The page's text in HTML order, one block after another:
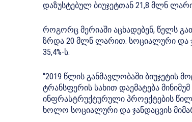
დაზუსტებულ ბიუჯეტთან 21,8 მლნ
როგორც მერიაში აცხადებენ, წელს
ზრდა 20 მლნ ლარით. სოციალური და
35,4%-ს.
“2019 წლის განმავლობაში
ტრანსფერის სახით დაემატება
ინფრასტრუქტურული პროექტების
ხოლო სოციალური და ჯანდაცვის